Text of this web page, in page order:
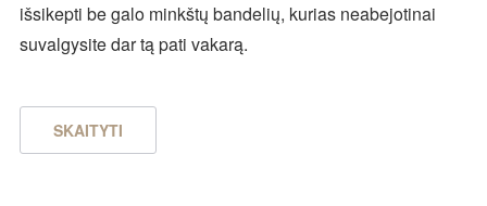
išsikepti be galo minkštų bandelių, kurias neabejotinai
suvalgysite dar tą pati vakarą.
SKAITYTI